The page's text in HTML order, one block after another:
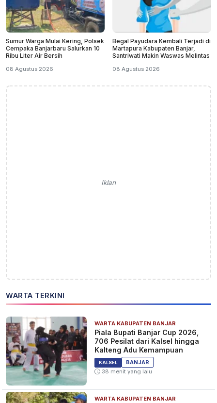
Sumur Warga Mulai Kering, Polsek
Cempaka Banjarbaru Salurkan 10
Ribu Liter Air Bersih
08 Agustus 2026
Begal Payudara Kembali Terjadi di
Martapura Kabupaten Banjar,
Santriwati Makin Waswas Melintas
08 Agustus 2026
Iklan
WARTA TERKINI
WARTA KABUPATEN BANJAR
Piala Bupati Banjar Cup 2026,
706 Pesilat dari Kalsel hingga
Kalteng Adu Kemampuan
KALSEL
BANJAR
38 menit yang lalu
WARTA KABUPATEN BANJAR